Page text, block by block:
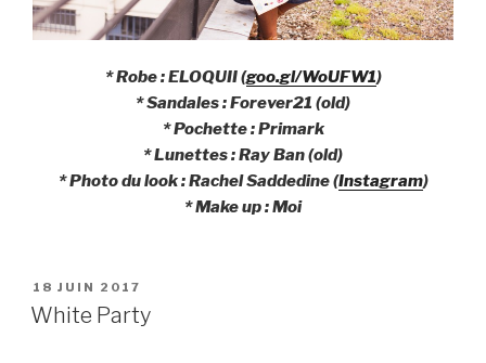
* Robe : ELOQUII (goo.gl/WoUFW1)
* Sandales : Forever21 (old)
* Pochette : Primark
* Lunettes : Ray Ban (old)
* Photo du look : Rachel Saddedine (Instagram)
* Make up : Moi
PUBLIÉ
LE
18 JUIN 2017
White Party